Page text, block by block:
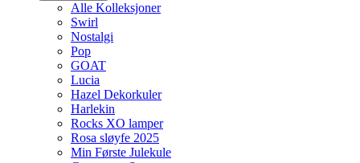
Alle Kolleksjoner
Swirl
Nostalgi
Pop
GOAT
Lucia
Hazel Dekorkuler
Harlekin
Rocks XO lamper
Rosa sløyfe 2025
Min Første Julekule